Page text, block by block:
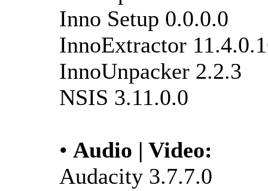
Inno Setup 0.0.0.0
InnoExtractor
InnoUnpacker 2.2.3
NSIS 3.11.0.0
• Audio | Video:
Audacity 3.7.7.0